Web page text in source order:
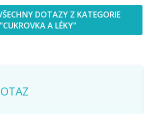
DOTAZY Z KATEGORIE
"CUKROVKA A LÉKY"